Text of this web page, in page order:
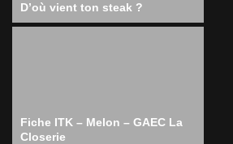
D’où vient ton steak ?
Fiche ITK – Melon – GAEC La
Closerie